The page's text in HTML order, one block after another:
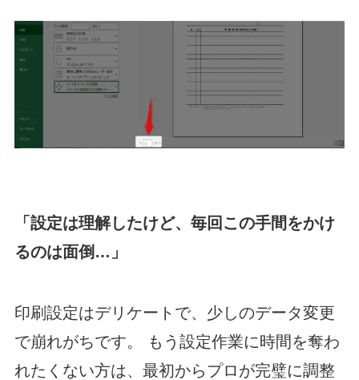
「設定は理解したけど、毎回この手間をかけ
るのは面倒…」
印刷設定はデリケートで、少しのデータ変更
で崩れがちです。 もう設定作業に時間を奪わ
れたくない方は、最初からプロが完璧に調整